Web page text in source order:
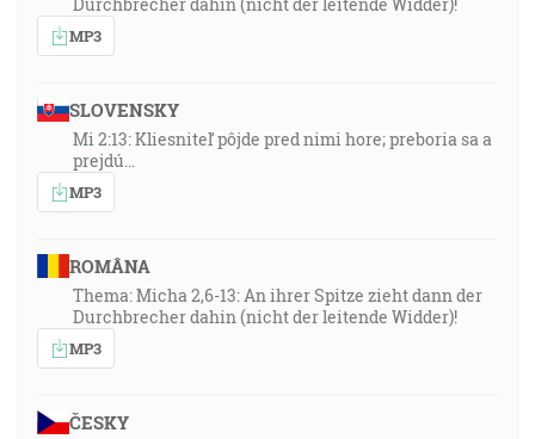
MP3
SLOVENSKY
Mi 2:13: Kliesniteľ pôjde pred nimi hore; preboria sa a
prejdú…
MP3
ROMÂNA
Thema: Micha 2,6-13: An ihrer Spitze zieht dann der
Durchbrecher dahin (nicht der leitende Widder)!
MP3
ČESKY